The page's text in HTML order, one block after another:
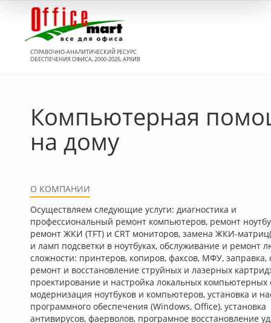
СПРАВОЧНО-АНАЛИТИЧЕСКИЙ РЕСУРС
ОБЕСПЕЧЕНИЯ ОФИСА, 2000-2026, АРХИВ
Компьютерная
на дому
О КОМПАНИИ
Осуществляем следующие услуги: диагностика и
профессиональный ремонт компьютеров, ремонт
ремонт ЖКИ (TFT) и CRT мониторов, замена ЖКИ-
и ламп подсветки в ноутбуках, обслуживание и ремонт
сложности: принтеров, копиров, факсов, МФУ,
ремонт и восстановление струйных и лазерных
проектирование и настройка локальных компьютерных
модернизация ноутбуков и компьютеров, установка и
программного обеспечения (Windows, Office), установка
антивирусов, фаерволов, програмное восстановление